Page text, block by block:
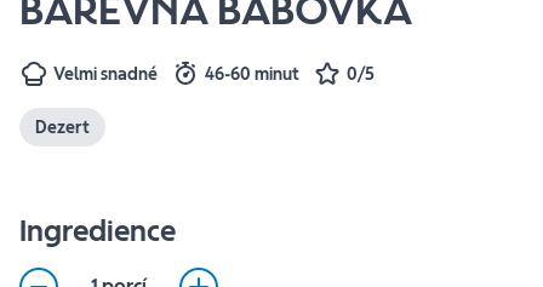
BAREVNÁ BÁBOVKA
Velmi snadné 46-60 minut 0/5
Dezert
Ingredience